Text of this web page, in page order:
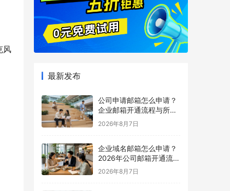
风
最新发布
公司申请邮箱怎么申请？
企业邮箱开通流程与所需
材料说明
2026年8月7日
企业域名邮箱怎么申请？
2026年公司邮箱开通流程
详解
2026年8月7日